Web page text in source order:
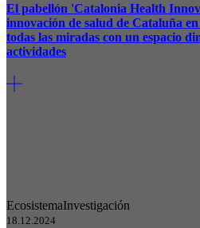
El pabellón 'Catalonia Health
innovación de salud de Cataluña
todas las miradas con un espacio
actividades
EcosistemaInvestigación
18.12.2024